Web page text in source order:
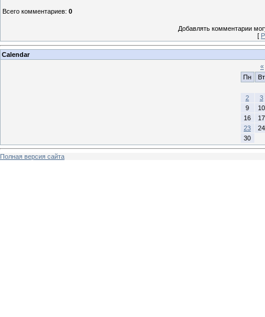
Всего комментариев: 0
Добавлять комментарии
[
Calendar
«
Пн
Вт
2
3
9
10
16
17
23
24
30
Полная версия сайта